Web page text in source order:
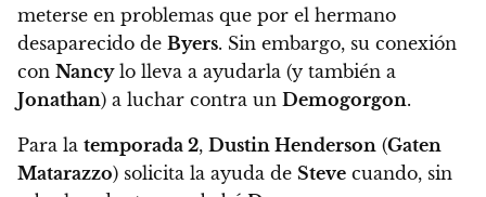
meterse en problemas que por el hermano
desaparecido de Byers. Sin embargo, su conexión
con Nancylo lleva a ayudarla (y también a
Jonathan) a luchar contra un Demogorgon.
Para la temporada 2, Dustin Henderson (Gaten
Matarazzo) solicita la ayuda de Steve cuando, sin